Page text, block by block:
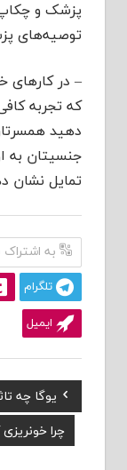
پزشک و چکاپ
توصیه‌های
– در کارهای
که تجربه
دهید
جنسیتان به
تمایل نشان
به اشتراک
تلگرام
ایمیل
راهبری
نوشته
Previous
Post:
یوگا چه
Next
Post:
چرا